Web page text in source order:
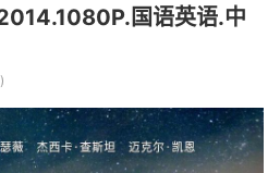
国语英语.中
)